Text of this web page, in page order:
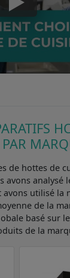
de hottes de
avons analysé
avons utilisé la
de la
basé sur
de la